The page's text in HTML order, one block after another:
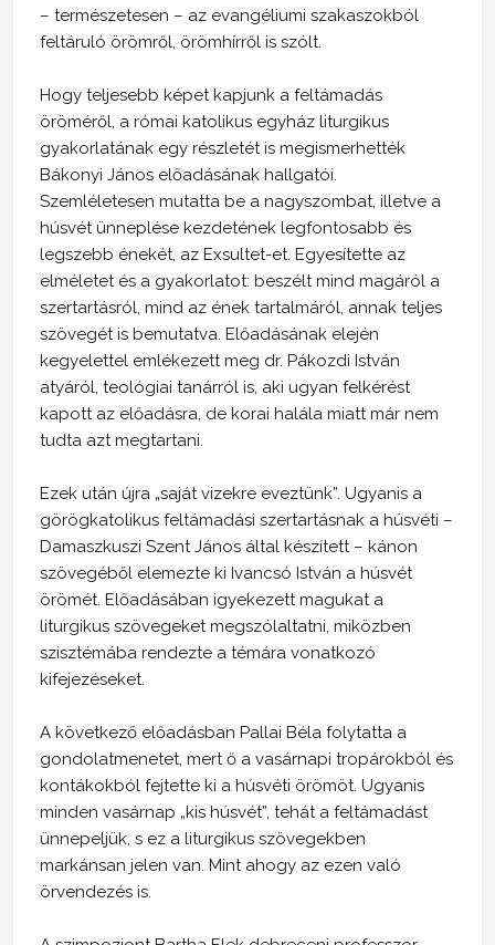
– természetesen – az evangéliumi szakaszokból
feltáruló örömről, örömhírről is szólt.
Hogy teljesebb képet kapjunk a feltámadás
öröméről, a római katolikus egyház liturgikus
gyakorlatának egy részletét is megismerhették
Bákonyi János előadásának hallgatói.
Szemléletesen mutatta be a nagyszombat, illetve a
húsvét ünneplése kezdetének legfontosabb és
legszebb énekét, az Exsultet-et. Egyesítette az
elméletet és a gyakorlatot: beszélt mind magáról a
szertartásról, mind az ének tartalmáról, annak teljes
szövegét is bemutatva. Előadásának elején
kegyelettel emlékezett meg dr. Pákozdi István
atyáról, teológiai tanárról is, aki ugyan felkérést
kapott az előadásra, de korai halála miatt már nem
tudta azt megtartani.
Ezek után újra „saját vizekre eveztünk”. Ugyanis a
görögkatolikus feltámadási szertartásnak a húsvéti –
Damaszkuszi Szent János által készített – kánon
szövegéből elemezte ki Ivancsó István a húsvét
örömét. Előadásában igyekezett magukat a
liturgikus szövegeket megszólaltatni, miközben
szisztémába rendezte a témára vonatkozó
kifejezéseket.
A következő előadásban Pallai Béla folytatta a
gondolatmenetet, mert ő a vasárnapi tropárokból és
kontákokból fejtette ki a húsvéti örömöt. Ugyanis
minden vasárnap „kis húsvét”, tehát a feltámadást
ünnepeljük, s ez a liturgikus szövegekben
markánsan jelen van. Mint ahogy az ezen való
örvendezés is.